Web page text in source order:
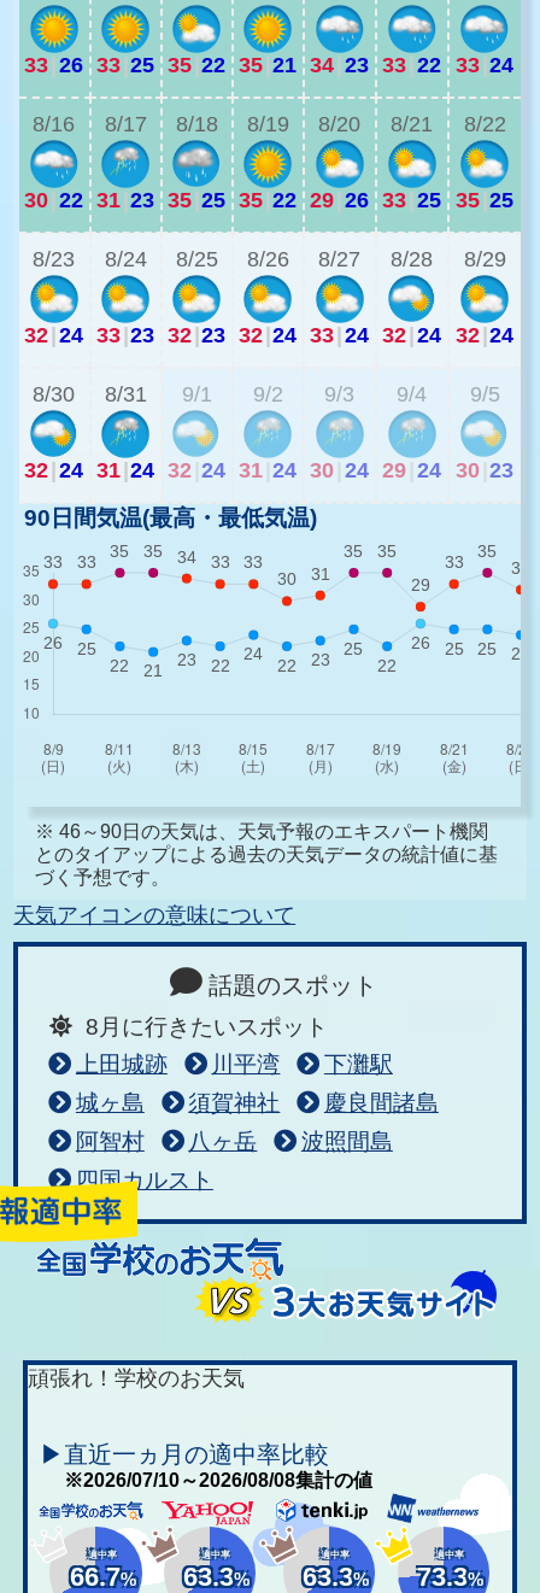
33|26 33|25 35|22 35|21 34|23 33|22 33|24
8/16
30|22
8/17
31|23
8/18
35|25
8/19
35|22
8/20
29|26
8/21
33|25
8/22
35|25
8/23
32|24
8/24
33|23
8/25
32|23
8/26
32|24
8/27
33|24
8/28
32|24
8/29
32|24
8/30
32|24
8/31
31|24
9/1
32 24
9/2
31 24
9/3
30 24
9/4
29 24
9/5
30 23
90日間気温(最高・最低気温)
※ 46～90日の天気は、天気予報のエキスパート機関
とのタイアップによる過去の天気データの統計値に基
づく予想です。
天気アイコンの意味について
話題のスポット
8月に行きたいスポット
上田城跡
川平湾
下灘駅
城ヶ島
須賀神社
慶良間諸島
阿智村
八ヶ岳
波照間島
四国カルスト
頑張れ！学校のお天気
▶直近一ヵ月の適中率比較
※2026/07/10～2026/08/08集計の値
適中率
66.7%
適中率
63.3%
適中率
63.3%
適中率
73.3%